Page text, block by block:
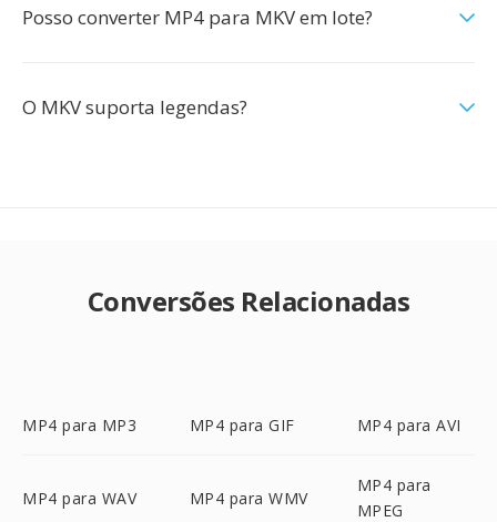
Posso converter MP4 para MKV em lote?
O MKV suporta legendas?
Conversões Relacionadas
MP4 para MP3 MP4 para GIF MP4 para AVI
MP4 para WAV MP4 para WMV
MP4 para
MPEG